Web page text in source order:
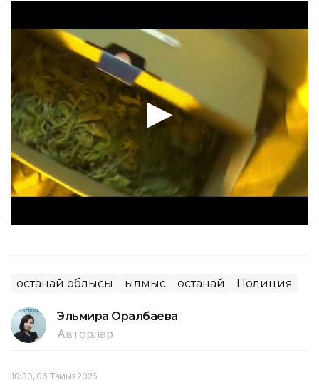
Қостанай облысы Қылмыс Қостанай Полиция
Эльмира Оралбаева
Авторлар
10:30, 06 Тамыз 2026